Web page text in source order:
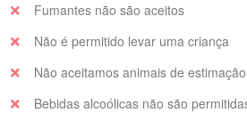
Fumantes não são aceitos
Não é permitido levar uma criança
Não aceitamos animais de estimação
Bebidas alcoólicas não são